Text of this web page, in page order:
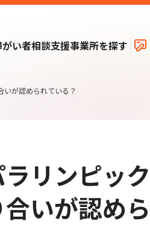
がい者相談支援事業所を探す
が認められている？
リンピック
いが認めら